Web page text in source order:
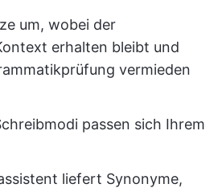
um, wobei der
erhalten bleibt und
vermieden
passen sich Ihrem
liefert Synonyme,